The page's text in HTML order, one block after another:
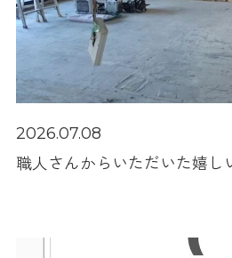
2026.07.08
職人さんからいただいた嬉し